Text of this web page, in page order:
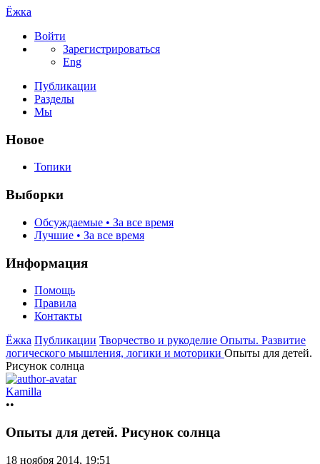
Ёжка
Войти
Зарегистрироваться
Eng
Публикации
Разделы
Мы
Новое
Топики
Выборки
Обсуждаемые • За все время
Лучшие • За все время
Информация
Помощь
Правила
Контакты
Ёжка Публикации Творчество и рукоделие Опыты. Развитие
логического мышления, логики и моторики Опыты для детей.
Рисунок солнца
Kamilla
••
Опыты для детей. Рисунок солнца
18 ноября 2014, 19:51